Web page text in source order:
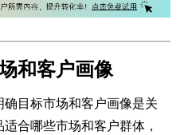
和客户画像
目标市场和客户画像是关
合哪些市场和客户群体，